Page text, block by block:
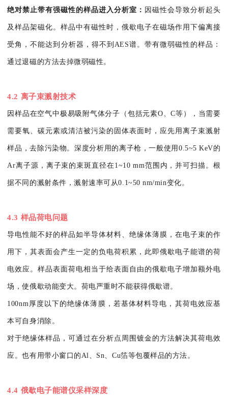
绝对禁止带有强磁性的样品进入分析室： 因磁性会导致分析起头
及样品架磁化。样品中有磁性时，俄歇电子在磁场作用下偏离接
受角，不能达到分析器，得不到AES谱。带有微弱磁性的样品：
通过退磁的方法去掉微弱磁性。
4.2 离子束溅射技术
因样品在空气中极易吸附气体分子（包括元素O、C等），当需要
需要氧、碳元素或清洁被污染的固体表面时，应先用离子束溅射
样品，去除污染物。深度分析用的离子枪，一般使用0.5~5 KeV的
Ar离子源，离子束的束斑直径在1~10 mm范围内，并可扫描。根
据不同的溅射条件，溅射速率可从0.1~50 nm/min变化。
4.3 样品荷电问题
导电性能不好的样品如半导体材料、绝缘体薄膜，在电子束的作
用下，其表面会产生一定的负电荷积累，此即俄歇电子能谱的荷
电效应。样品表面荷电相当于给表面自由的俄歇电子增加额外电
场，使俄歇动能变大。荷电严重时不能获得俄歇谱。
100nm厚度以下的绝缘体薄膜，若基体材料导电，其荷电效应基
本可自身消除。
对于绝缘体样品，可通过在分析点周围镀金的方法解决其荷电效
应。也有用带小窗口的Al、Sn、Cu箔等包覆样品的方法。
4.4 俄歇电子能谱仪采样深度